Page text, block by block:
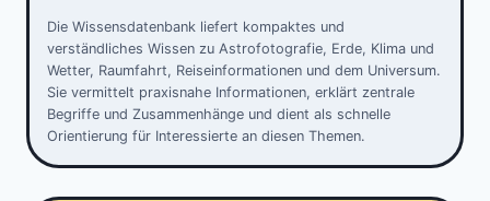
Die Wissensdatenbank liefert kompaktes und
verständliches Wissen zu Astrofotografie, Erde, Klima und
Wetter, Raumfahrt, Reiseinformationen und dem Universum.
Sie vermittelt praxisnahe Informationen, erklärt zentrale
Begriffe und Zusammenhänge und dient als schnelle
Orientierung für Interessierte an diesen Themen.